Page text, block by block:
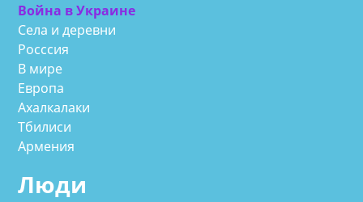
Война в Украине
Села и деревни
Росссия
В мире
Европа
Ахалкалаки
Тбилиси
Армения
Люди